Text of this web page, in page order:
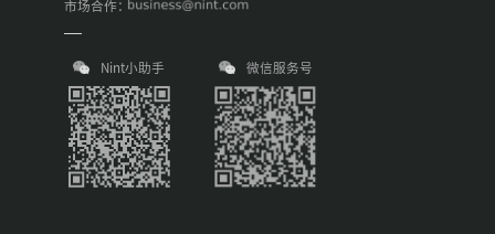
市场合作：
Nint小助手 微信服务号